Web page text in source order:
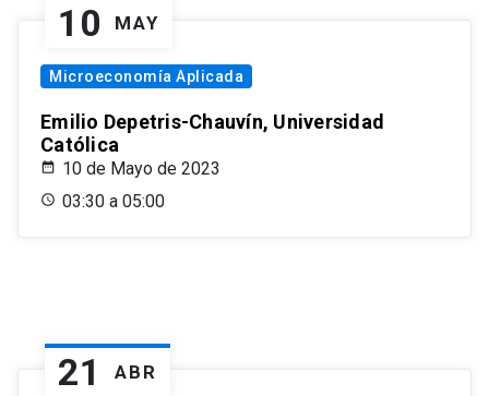
10 MAY
Microeconomía Aplicada
Emilio Depetris-Chauvín, Universidad
Católica
10 de Mayo de 2023
03:30 a 05:00
21 ABR